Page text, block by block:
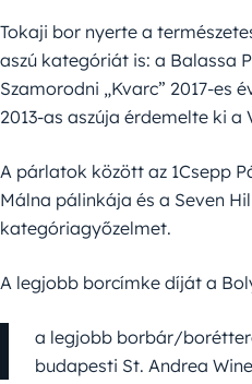
Tokaji bor nyerte a
aszú kategóriát is: a Balassa
Szamorodni „Kvarc” 2017-es
2013-as aszúja érdemelte ki a
A párlatok között az 1Csepp
Málna pálinkája és a Seven
kategóriagyőzelmet.
A legjobb borcímke díját a
a legjobb borbár/
budapesti St. Andrea